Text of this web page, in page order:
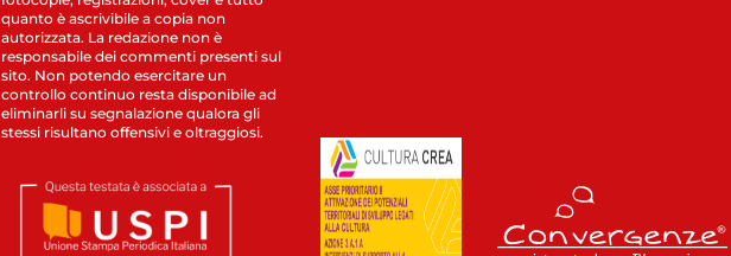
quanto è ascrivibile a copia non
autorizzata. La redazione non è
responsabile dei commenti presenti sul
sito. Non potendo esercitare un
controllo continuo resta disponibile ad
eliminarli su segnalazione qualora gli
stessi risultano offensivi e oltraggiosi.